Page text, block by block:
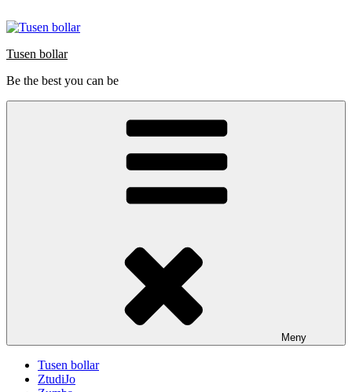
till
Tusen bollar
Be the best you can be
Meny
Tusen bollar
ZtudiJo